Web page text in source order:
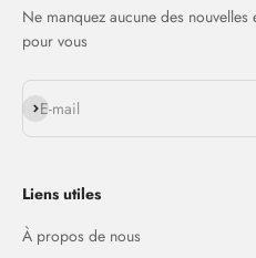
Ne manquez aucune des
pour vous
E-mail
S'inscrire
Liens utiles
À propos de nous